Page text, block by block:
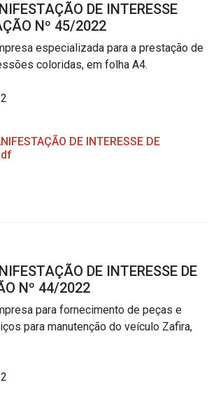
DE INTERESSE
Nº 45/2022
especializada para a prestação de
coloridas, em folha A4.
DE INTERESSE DE
DE INTERESSE DE
Nº 44/2022
para fornecimento de peças e
para manutenção do veículo Zafira,